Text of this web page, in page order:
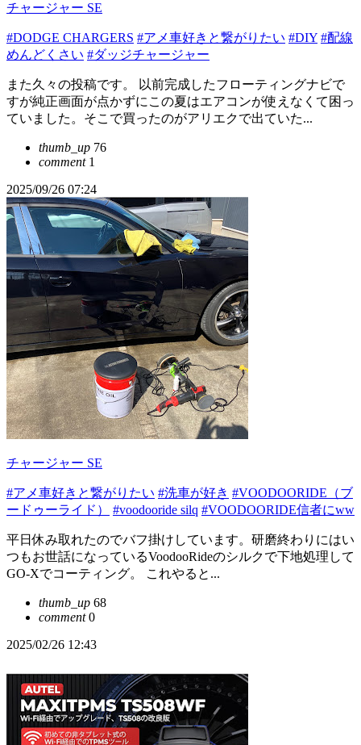
チャージャー SE
#DODGE CHARGERS #アメ車好きと繋がりたい #DIY #配線
めんどくさい #ダッジチャージャー
また久々の投稿です。 以前完成したフローティングナビで
すが純正画面が点かずにこの夏はエアコンが使えなくて困っ
ていました。そこで買ったのがアリエクで出ていた...
thumb_up 76
comment1
2025/09/26 07:24
チャージャー SE
#アメ車好きと繋がりたい #洗車が好き #VOODOORIDE（ブ
ードゥーライド）
#voodooride silq #VOODOORIDE信者にww
平日休み取れたのでバフ掛けしています。研磨終わりにはい
つもお世話になっているVoodooRideのシルクで下地処理して
GO-Xでコーティング。 これやると...
thumb_up 68
comment0
2025/02/26 12:43